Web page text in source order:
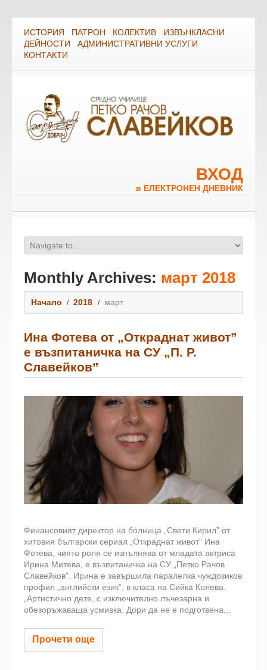
ИСТОРИЯ ПАТРОН КОЛЕКТИВ
ИЗВЪНКЛАСНИ
ДЕЙНОСТИ
АДМИНИСТРАТИВНИ УСЛУГИ
КОНТАКТИ
ВХОД
в ЕЛЕКТРОНЕН ДНЕВНИК
Monthly Archives: март 2018
Начало 2018 март
Ина Фотева от „Откраднат живот”
е възпитаничка на СУ „П. Р.
Славейков”
Финансовият директор на болница „Свети Кирил” от
хитовия български сериал „Откраднат живот” Ина
Фотева, чиято роля се изпълнява от младата актриса
Ирина Митева, е възпитаничка на СУ „Петко Рачов
Славейков”. Ирина е завършила паралелка чуждозиков
профил „английски език”, в класа на Сийка Колева.
„Артистично дете, с изключително лъчезарна и
обезоръжаваща усмивка. Дори да не е подготвена...
Прочети още